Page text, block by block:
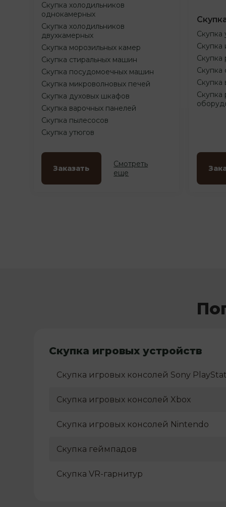
Скупка холодильников
однокамерных
Скупка холодильников
двухкамерных
Скупка морозильных камер
Скупка стиральных машин
Скупка посудомоечных машин
Скупка микроволновых печей
Скупка духовых шкафов
Скупка варочных панелей
Скупка пылесосов
Скупка утюгов
Заказать
Смотреть
еще
Скупка
Скупка
Скупка
Скупка
Скупка
Скупка
Скупка игровых устройств
Скупка игровых консолей Sony
Скупка игровых консолей Xbox
Скупка игровых консолей Nintendo
Скупка геймпадов
Скупка VR-гарнитур